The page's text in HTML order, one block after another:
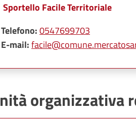
Sportello Facile Territoriale
Telefono:0547699703
E-mail:
organizzativa